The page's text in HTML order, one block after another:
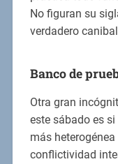
No figuran su
verdadero
Banco de
Otra gran
este sábado es
más
conflictividad